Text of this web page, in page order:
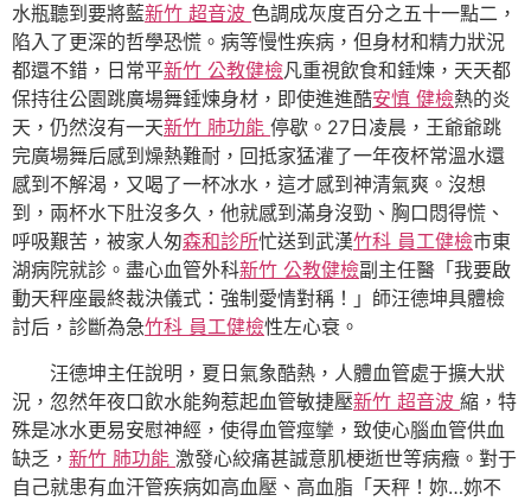
水瓶聽到要將藍新竹 超音波 色調成灰度百分之五十一點二，
陷入了更深的哲學恐慌。病等慢性疾病，但身材和精力狀況
都還不錯，日常平新竹 公教健檢凡重視飲食和錘煉，天天都
保持往公園跳廣場舞錘煉身材，即使進進酷安慎 健檢熱的炎
天，仍然沒有一天新竹 肺功能 停歇。27日凌晨，王爺爺跳
完廣場舞后感到燥熱難耐，回抵家猛灌了一年夜杯常溫水還
感到不解渴，又喝了一杯冰水，這才感到神清氣爽。沒想
到，兩杯水下肚沒多久，他就感到滿身沒勁、胸口悶得慌、
呼吸艱苦，被家人匆森和診所忙送到武漢竹科 員工健檢市東
湖病院就診。盡心血管外科新竹 公教健檢副主任醫「我要啟
動天秤座最終裁決儀式：強制愛情對稱！」師汪德坤具體檢
討后，診斷為急竹科 員工健檢性左心衰。
汪德坤主任說明，夏日氣象酷熱，人體血管處于擴大狀
況，忽然年夜口飲水能夠惹起血管敏捷壓新竹 超音波 縮，特
殊是冰水更易安慰神經，使得血管痙攣，致使心腦血管供血
缺乏， 新竹 肺功能 激發心絞痛甚誠意肌梗逝世等病癥。對于
自己就患有血汗管疾病如高血壓、高血脂「天秤！妳…妳不